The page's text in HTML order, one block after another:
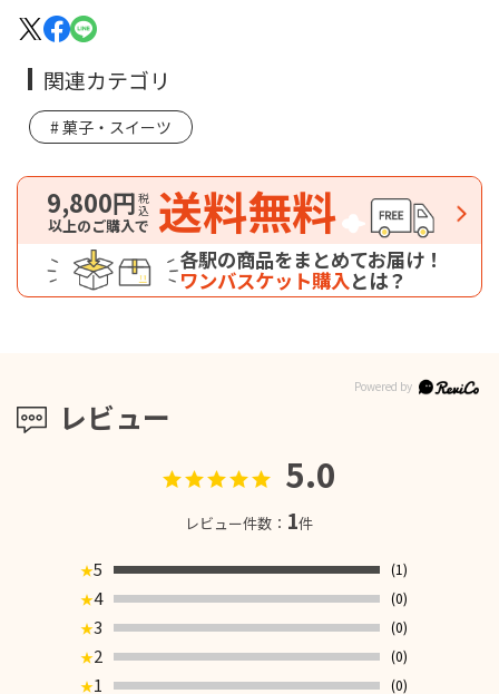
レビュー
5.0
レビュー件数： 1件
★5
(1)
★4
(0)
★3
(0)
★2
(0)
★1 (0)
関連カテゴリ
菓子・スイーツ
9,800円税込
以上のご購入で 送料無料
各駅の商品をまとめてお届け！
ワンバスケット購入とは？